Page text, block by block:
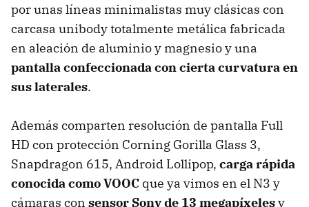
por unas líneas minimalistas muy clásicas con
carcasa unibody totalmente metálica fabricada
en aleación de aluminio y magnesio y una
pantalla confeccionada con cierta curvatura en
sus laterales.
Además comparten resolución de pantalla Full
HD con protección Corning Gorilla Glass 3,
Snapdragon 615, Android Lollipop, carga rápida
conocida como VOOC que ya vimos en el N3 y
cámaras con sensor Sony de 13 megapíxelesy